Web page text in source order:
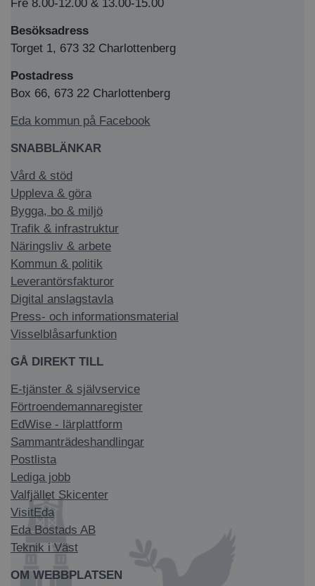
Fre 8.00-12.00 & 13.00-15.00
Besöksadress
Torget 1, 673 32 Charlottenberg
Postadress
Box 66, 673 22 Charlottenberg
Eda kommun på Facebook
SNABBLÄNKAR
Vård & stöd
Uppleva & göra
Bygga, bo & miljö
Trafik & infrastruktur
Näringsliv & arbete
Kommun & politik
Leverantörsfakturor
Digital anslagstavla
Press- och informationsmaterial
Visselblåsarfunktion
GÅ DIREKT TILL
E-tjänster & självservice
Förtroendemannaregister
EdWise - lärplattform
Sammanträdeshandlingar
Postlista
Lediga jobb
Valfjället Skicenter
VisitEda
Eda Bostads AB
Teknik i Väst
OM WEBBPLATSEN